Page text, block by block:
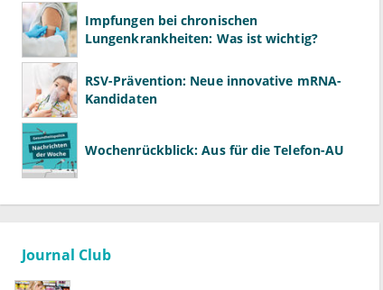
Impfungen bei chronischen
Lungenkrankheiten: Was ist wichtig?
RSV-Prävention: Neue innovative mRNA-
Kandidaten
Wochenrückblick: Aus für die Telefon-AU
Journal Club